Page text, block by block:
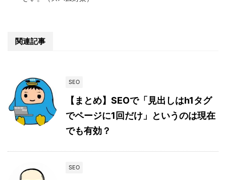
関連記事
SEO
【まとめ】SEOで「見出しはh1タグ
でページに1回だけ」というのは現在
でも有効？
SEO